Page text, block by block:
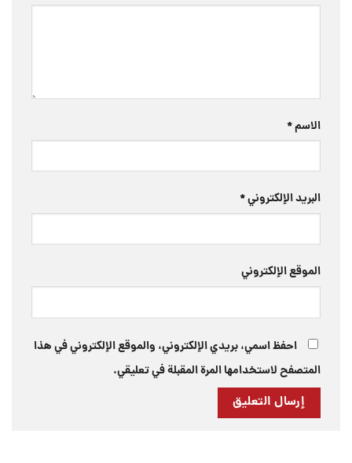
الاسم*
البريد الإلكتروني*
الموقع الإلكتروني
احفظ اسمي، بريدي الإلكتروني، والموقع الإلكتروني في هذا
المتصفح لاستخدامها المرة المقبلة في تعليقي.